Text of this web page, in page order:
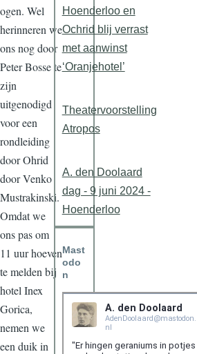
ogen. Wel
herinneren we
ons nog door
Peter Bosse te
zijn
uitgenodigd
voor een
rondleiding
door Ohrid
door Venko
Mustrakinski.
Omdat we
ons pas om
11 uur hoeven
te melden bij
hotel Inex
Gorica,
nemen we
een duik in
Hoenderloo en
Ochrid blij verrast
met aanwinst
‘Oranjehotel’
Theatervoorstelling
Atropos
A. den Doolaard
dag - 9 juni 2024 -
Hoenderloo
Mast
odo
n